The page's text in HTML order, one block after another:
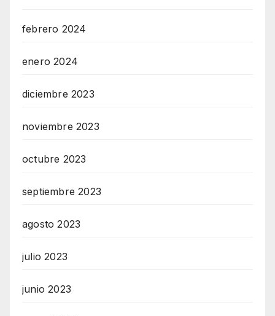
febrero 2024
enero 2024
diciembre 2023
noviembre 2023
octubre 2023
septiembre 2023
agosto 2023
julio 2023
junio 2023